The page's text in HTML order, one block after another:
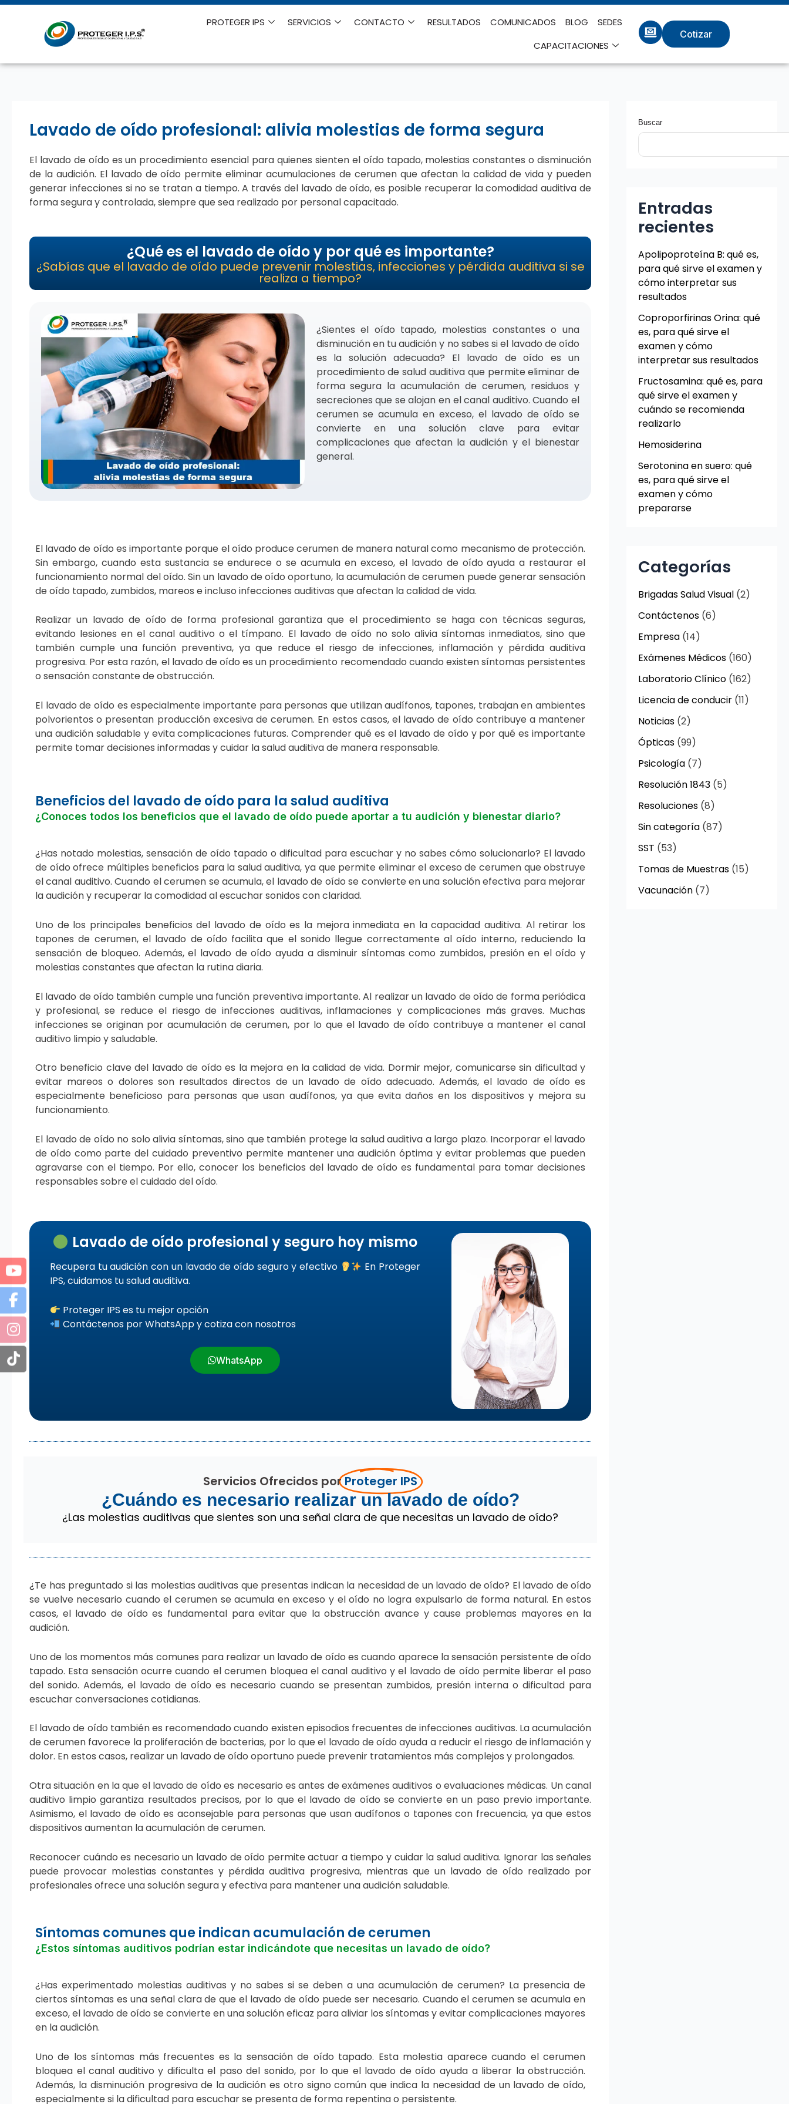
Ir
contenido
PROTEGER IPS SERVICIOS CONTACTO RESULTADOS COMUNICADOS BLOG
SEDES
CAPACITACIONES
Cotizar
Lavado de oído profesional: alivia molestias de forma segura
El lavado de oído es un procedimiento esencial para quienes sienten el oído tapado, molestias constantes o disminución
de la audición. El lavado de oído permite eliminar acumulaciones de cerumen que afectan la calidad de vida y pueden
generar infecciones si no se tratan a tiempo. A través del lavado de oído, es posible recuperar la comodidad auditiva de
forma segura y controlada, siempre que sea realizado por personal capacitado.
¿Qué es el lavado de oído y por qué es importante?
¿Sabías que el lavado de oído puede prevenir molestias, infecciones y pérdida auditiva si se
realiza a tiempo?
¿Sientes el oído tapado, molestias constantes o una
disminución en tu audición y no sabes si el lavado de oído
es la solución adecuada? El lavado de oído es un
procedimiento de salud auditiva que permite eliminar de
forma segura la acumulación de cerumen, residuos y
secreciones que se alojan en el canal auditivo. Cuando el
cerumen se acumula en exceso, el lavado de oído se
convierte en una solución clave para evitar
complicaciones que afectan la audición y el bienestar
general.
El lavado de oído es importante porque el oído produce cerumen de manera natural como mecanismo de protección.
Sin embargo, cuando esta sustancia se endurece o se acumula en exceso, el lavado de oído ayuda a restaurar el
funcionamiento normal del oído. Sin un lavado de oído oportuno, la acumulación de cerumen puede generar sensación
de oído tapado, zumbidos, mareos e incluso infecciones auditivas que afectan la calidad de vida.
Realizar un lavado de oído de forma profesional garantiza que el procedimiento se haga con técnicas seguras,
evitando lesiones en el canal auditivo o el tímpano. El lavado de oído no solo alivia síntomas inmediatos, sino que
también cumple una función preventiva, ya que reduce el riesgo de infecciones, inflamación y pérdida auditiva
progresiva. Por esta razón, el lavado de oído es un procedimiento recomendado cuando existen síntomas persistentes
o sensación constante de obstrucción.
El lavado de oído es especialmente importante para personas que utilizan audífonos, tapones, trabajan en ambientes
polvorientos o presentan producción excesiva de cerumen. En estos casos, el lavado de oído contribuye a mantener
una audición saludable y evita complicaciones futuras. Comprender qué es el lavado de oído y por qué es importante
permite tomar decisiones informadas y cuidar la salud auditiva de manera responsable.
Beneficios del lavado de oído para la salud auditiva
¿Conoces todos los beneficios que el lavado de oído puede aportar a tu audición y bienestar diario?
¿Has notado molestias, sensación de oído tapado o dificultad para escuchar y no sabes cómo solucionarlo? El lavado
de oído ofrece múltiples beneficios para la salud auditiva, ya que permite eliminar el exceso de cerumen que obstruye
el canal auditivo. Cuando el cerumen se acumula, el lavado de oído se convierte en una solución efectiva para mejorar
la audición y recuperar la comodidad al escuchar sonidos con claridad.
Uno de los principales beneficios del lavado de oído es la mejora inmediata en la capacidad auditiva. Al retirar los
tapones de cerumen, el lavado de oído facilita que el sonido llegue correctamente al oído interno, reduciendo la
sensación de bloqueo. Además, el lavado de oído ayuda a disminuir síntomas como zumbidos, presión en el oído y
molestias constantes que afectan la rutina diaria.
El lavado de oído también cumple una función preventiva importante. Al realizar un lavado de oído de forma periódica
y profesional, se reduce el riesgo de infecciones auditivas, inflamaciones y complicaciones más graves. Muchas
infecciones se originan por acumulación de cerumen, por lo que el lavado de oído contribuye a mantener el canal
auditivo limpio y saludable.
Otro beneficio clave del lavado de oído es la mejora en la calidad de vida. Dormir mejor, comunicarse sin dificultad y
evitar mareos o dolores son resultados directos de un lavado de oído adecuado. Además, el lavado de oído es
especialmente beneficioso para personas que usan audífonos, ya que evita daños en los dispositivos y mejora su
funcionamiento.
El lavado de oído no solo alivia síntomas, sino que también protege la salud auditiva a largo plazo. Incorporar el lavado
de oído como parte del cuidado preventivo permite mantener una audición óptima y evitar problemas que pueden
agravarse con el tiempo. Por ello, conocer los beneficios del lavado de oído es fundamental para tomar decisiones
responsables sobre el cuidado del oído.
Lavado de oído profesional y seguro hoy mismo
Recupera tu audición con un lavado de oído seguro y efectivo
En Proteger
IPS, cuidamos tu salud auditiva.
Proteger IPS es tu mejor opción
Contáctenos por WhatsApp y cotiza con nosotros
WhatsApp
Servicios Ofrecidos porProteger IPS
¿Cuándo es necesario realizar un lavado de oído?
¿Las molestias auditivas que sientes son una señal clara de que necesitas un lavado de oído?
¿Te has preguntado si las molestias auditivas que presentas indican la necesidad de un lavado de oído? El lavado de oído
se vuelve necesario cuando el cerumen se acumula en exceso y el oído no logra expulsarlo de forma natural. En estos
casos, el lavado de oído es fundamental para evitar que la obstrucción avance y cause problemas mayores en la
audición.
Uno de los momentos más comunes para realizar un lavado de oído es cuando aparece la sensación persistente de oído
tapado. Esta sensación ocurre cuando el cerumen bloquea el canal auditivo y el lavado de oído permite liberar el paso
del sonido. Además, el lavado de oído es necesario cuando se presentan zumbidos, presión interna o dificultad para
escuchar conversaciones cotidianas.
El lavado de oído también es recomendado cuando existen episodios frecuentes de infecciones auditivas. La acumulación
de cerumen favorece la proliferación de bacterias, por lo que el lavado de oído ayuda a reducir el riesgo de inflamación y
dolor. En estos casos, realizar un lavado de oído oportuno puede prevenir tratamientos más complejos y prolongados.
Otra situación en la que el lavado de oído es necesario es antes de exámenes auditivos o evaluaciones médicas. Un canal
auditivo limpio garantiza resultados precisos, por lo que el lavado de oído se convierte en un paso previo importante.
Asimismo, el lavado de oído es aconsejable para personas que usan audífonos o tapones con frecuencia, ya que estos
dispositivos aumentan la acumulación de cerumen.
Reconocer cuándo es necesario un lavado de oído permite actuar a tiempo y cuidar la salud auditiva. Ignorar las señales
puede provocar molestias constantes y pérdida auditiva progresiva, mientras que un lavado de oído realizado por
profesionales ofrece una solución segura y efectiva para mantener una audición saludable.
Síntomas comunes que indican acumulación de cerumen
¿Estos síntomas auditivos podrían estar indicándote que necesitas un lavado de oído?
¿Has experimentado molestias auditivas y no sabes si se deben a una acumulación de cerumen? La presencia de
ciertos síntomas es una señal clara de que el lavado de oído puede ser necesario. Cuando el cerumen se acumula en
exceso, el lavado de oído se convierte en una solución eficaz para aliviar los síntomas y evitar complicaciones mayores
en la audición.
Uno de los síntomas más frecuentes es la sensación de oído tapado. Esta molestia aparece cuando el cerumen
bloquea el canal auditivo y dificulta el paso del sonido, por lo que el lavado de oído ayuda a liberar la obstrucción.
Además, la disminución progresiva de la audición es otro signo común que indica la necesidad de un lavado de oído,
especialmente si la dificultad para escuchar se presenta de forma repentina o persistente.
Buscar
Entradas
recientes
Apolipoproteína B: qué es,
para qué sirve el examen y
cómo interpretar sus
resultados
Coproporfirinas Orina: qué
es, para qué sirve el
examen y cómo
interpretar sus resultados
Fructosamina: qué es, para
qué sirve el examen y
cuándo se recomienda
realizarlo
Hemosiderina
Serotonina en suero: qué
es, para qué sirve el
examen y cómo
prepararse
Categorías
Brigadas Salud Visual (2)
Contáctenos (6)
Empresa (14)
Exámenes Médicos (160)
Laboratorio Clínico (162)
Licencia de conducir (11)
Noticias (2)
Ópticas (99)
Psicología (7)
Resolución 1843 (5)
Resoluciones (8)
Sin categoría (87)
SST (53)
Tomas de Muestras (15)
Vacunación (7)